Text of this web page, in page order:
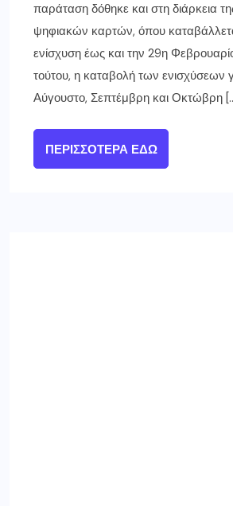
παράταση δόθηκε και στη διάρκεια
ψηφιακών καρτών, όπου
ενίσχυση έως και την 29η
τούτου, η καταβολή των ενισχύσεων
Αύγουστο, Σεπτέμβρη και Οκτώβρη
ΠΕΡΙΣΣΌΤΕΡΑ ΕΔΏ